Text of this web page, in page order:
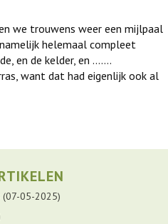
we trouwens weer een mijlpaal
helemaal compleet
en de kelder, en …….
want dat had eigenlijk ook al
07-05-2025